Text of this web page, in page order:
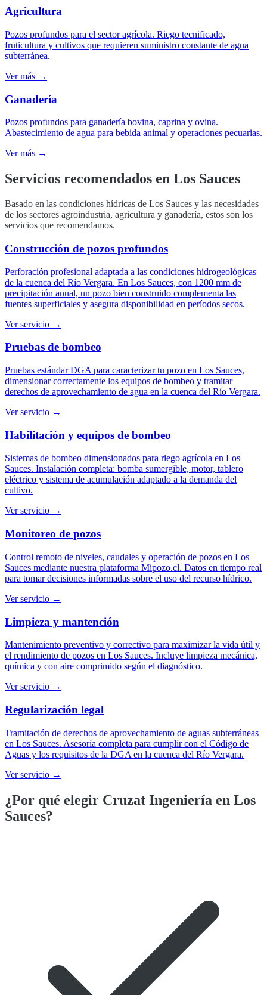
Agricultura
Pozos profundos para el sector agrícola. Riego tecnificado,
fruticultura y cultivos que requieren suministro constante de agua
subterránea.
Ver más →
Ganadería
Pozos profundos para ganadería bovina, caprina y ovina.
Abastecimiento de agua para bebida animal y operaciones pecuarias.
Ver más →
Servicios recomendados en Los Sauces
Basado en las condiciones hídricas de Los Sauces y las necesidades
de los sectores agroindustria, agricultura y ganadería, estos son los
servicios que recomendamos.
Construcción de pozos profundos
Perforación profesional adaptada a las condiciones hidrogeológicas
de la cuenca del Río Vergara. En Los Sauces, con 1200 mm de
precipitación anual, un pozo bien construido complementa las
fuentes superficiales y asegura disponibilidad en períodos secos.
Ver servicio →
Pruebas de bombeo
Pruebas estándar DGA para caracterizar tu pozo en Los Sauces,
dimensionar correctamente los equipos de bombeo y tramitar
derechos de aprovechamiento de agua en la cuenca del Río Vergara.
Ver servicio →
Habilitación y equipos de bombeo
Sistemas de bombeo dimensionados para riego agrícola en Los
Sauces. Instalación completa: bomba sumergible, motor, tablero
eléctrico y sistema de acumulación adaptado a la demanda del
cultivo.
Ver servicio →
Monitoreo de pozos
Control remoto de niveles, caudales y operación de pozos en Los
Sauces mediante nuestra plataforma Mipozo.cl. Datos en tiempo real
para tomar decisiones informadas sobre el uso del recurso hídrico.
Ver servicio →
Limpieza y mantención
Mantenimiento preventivo y correctivo para maximizar la vida útil y
el rendimiento de pozos en Los Sauces. Incluye limpieza mecánica,
química y con aire comprimido según el diagnóstico.
Ver servicio →
Regularización legal
Tramitación de derechos de aprovechamiento de aguas subterráneas
en Los Sauces. Asesoría completa para cumplir con el Código de
Aguas y los requisitos de la DGA en la cuenca del Río Vergara.
Ver servicio →
¿Por qué elegir Cruzat Ingeniería en Los
Sauces?